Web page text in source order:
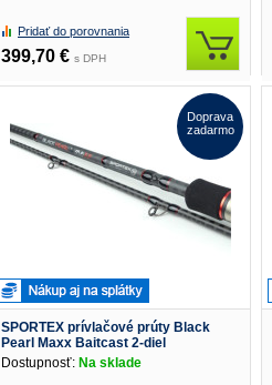
Pridať do porovnania
399,70 € s DPH
SPORTEX prívlačové prúty Black
Pearl Maxx Baitcast 2-diel
Dostupnosť: Na sklade
Doprava
zadarmo